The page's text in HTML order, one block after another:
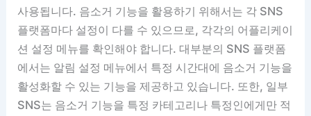
사용됩니다. 음소거 기능을 활용하기 위해서는 각 SNS
플랫폼마다 설정이 다를 수 있으므로, 각각의 어플리케이
션 설정 메뉴를 확인해야 합니다. 대부분의 SNS 플랫폼
에서는 알림 설정 메뉴에서 특정 시간대에 음소거 기능을
활성화할 수 있는 기능을 제공하고 있습니다. 또한, 일부
SNS는 음소거 기능을 특정 카테고리나 특정인에게만 적